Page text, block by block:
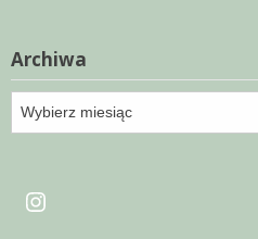
Archiwa
Archiwa
Instagram